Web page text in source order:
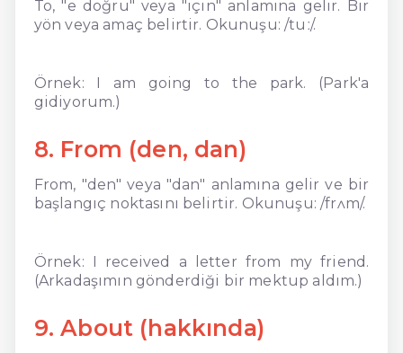
To, "e doğru" veya "için" anlamına gelir. Bir
yön veya amaç belirtir. Okunuşu: /tuː/.
Örnek: I am going to the park. (Park'a
gidiyorum.)
8. From (den, dan)
From, "den" veya "dan" anlamına gelir ve bir
başlangıç noktasını belirtir. Okunuşu: /frʌm/.
Örnek: I received a letter from my friend.
(Arkadaşımın gönderdiği bir mektup aldım.)
9. About (hakkında)